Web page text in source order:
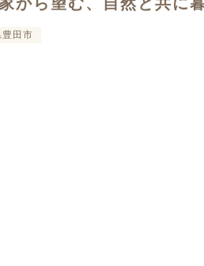
田市